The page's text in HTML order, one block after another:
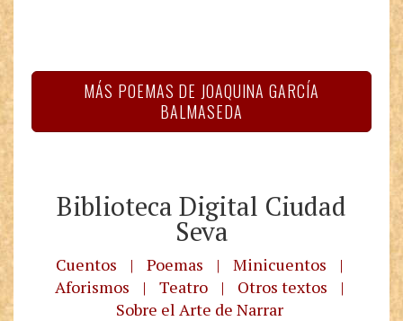
MÁS POEMAS DE JOAQUINA GARCÍA
BALMASEDA
Biblioteca Digital Ciudad
Seva
Cuentos | Poemas | Minicuentos
|
Aforismos
| Teatro | Otros textos
|
Sobre el Arte de Narrar